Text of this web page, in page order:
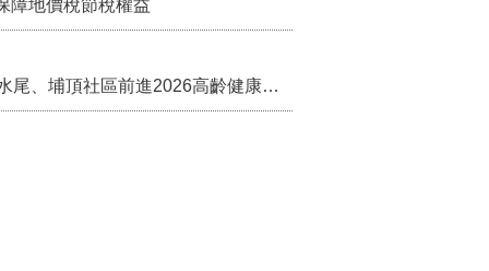
障地價稅節稅權益
苗栗農村綠色照顧成果登上全國舞台！ 後龍水尾、埔頂社區前進2026高齡健康產業博覽會